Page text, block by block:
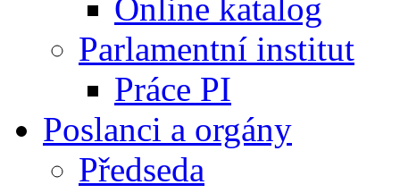
Online katalog
Parlamentní institut
Práce PI
Poslanci a orgány
Předseda